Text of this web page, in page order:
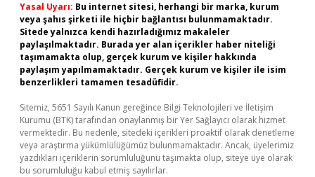
Yasal Uyarı: Bu internet sitesi, herhangi bir marka, kurum
veya şahıs şirketi ile hiçbir bağlantısı bulunmamaktadır.
Sitede yalnızca kendi hazırladığımız makaleler
paylaşılmaktadır. Burada yer alan içerikler haber niteliği
taşımamakta olup, gerçek kurum ve kişiler hakkında
paylaşım yapılmamaktadır. Gerçek kurum ve kişiler ile isim
benzerlikleri tamamen tesadüfidir.
Sitemiz, 5651 Sayılı Kanun gereğince Bilgi Teknolojileri ve İletişim
Kurumu (BTK) tarafından onaylanmış bir Yer Sağlayıcı olarak hizmet
vermektedir. Bu nedenle, sitedeki içerikleri proaktif olarak denetleme
veya araştırma yükümlülüğümüz bulunmamaktadır. Ancak, üyelerimiz
yazdıkları içeriklerin sorumluluğunu taşımakta olup, siteye üye olarak
bu sorumluluğu kabul etmiş sayılırlar.